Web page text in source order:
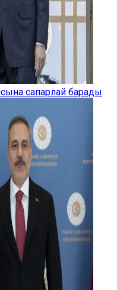
сапарлай барады